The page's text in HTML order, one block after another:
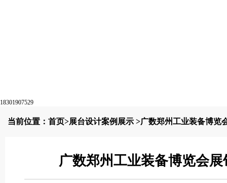
18301907529
当前位置： 首页>展台设计案例展示>广数郑州工业装备博览
广数郑州工业装备博览会